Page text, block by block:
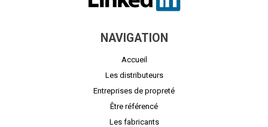
NAVIGATION
Accueil
Les distributeurs
Entreprises de propreté
Être référencé
Les fabricants